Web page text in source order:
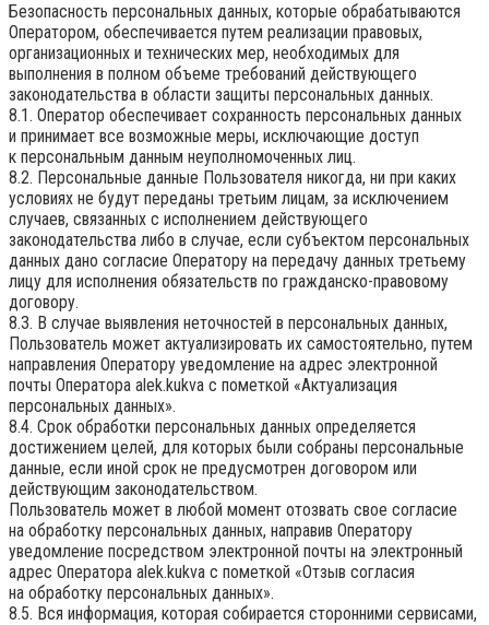
Безопасность персональных данных, которые обрабатываются
Оператором, обеспечивается путем реализации правовых,
организационных и технических мер, необходимых для
выполнения в полном объеме требований действующего
законодательства в области защиты персональных данных.
8.1. Оператор обеспечивает сохранность персональных данных
и принимает все возможные меры, исключающие доступ
к персональным данным неуполномоченных лиц.
8.2. Персональные данные Пользователя никогда, ни при каких
условиях не будут переданы третьим лицам, за исключением
случаев, связанных с исполнением действующего
законодательства либо в случае, если субъектом персональных
данных дано согласие Оператору на передачу данных третьему
лицу для исполнения обязательств по гражданско-правовому
договору.
8.3. В случае выявления неточностей в персональных данных,
Пользователь может актуализировать их самостоятельно, путем
направления Оператору уведомление на адрес электронной
почты Оператора alek.kukva с пометкой «Актуализация
персональных данных».
8.4. Срок обработки персональных данных определяется
достижением целей, для которых были собраны персональные
данные, если иной срок не предусмотрен договором или
действующим законодательством.
Пользователь может в любой момент отозвать свое согласие
на обработку персональных данных, направив Оператору
уведомление посредством электронной почты на электронный
адрес Оператора alek.kukva с пометкой «Отзыв согласия
на обработку персональных данных».
8.5. Вся информация, которая собирается сторонними сервисами,